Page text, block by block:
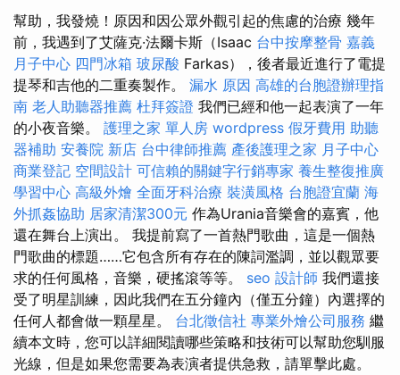
幫助，我發燒！原因和因公眾外觀引起的焦慮的治療 幾年
前，我遇到了艾薩克·法爾卡斯（Isaac 台中按摩整骨 嘉義
月子中心 四門冰箱 玻尿酸 Farkas），後者最近進行了電提
提琴和吉他的二重奏製作。 漏水 原因 高雄的台胞證辦理指
南 老人助聽器推薦 杜拜簽證 我們已經和他一起表演了一年
的小夜音樂。 護理之家 單人房 wordpress 假牙費用 助聽
器補助 安養院 新店 台中律師推薦 產後護理之家 月子中心
商業登記 空間設計 可信賴的關鍵字行銷專家 養生整復推廣
學習中心 高級外燴 全面牙科治療 裝潢風格 台胞證宜蘭 海
外抓姦協助 居家清潔300元 作為Urania音樂會的嘉賓，他
還在舞台上演出。 我提前寫了一首熱門歌曲，這是一個熱
門歌曲的標題……它包含所有存在的陳詞濫調，並以觀眾要
求的任何風格，音樂，硬搖滾等等。 seo 設計師 我們還接
受了明星訓練，因此我們在五分鐘內（僅五分鐘）內選擇的
任何人都會做一顆星星。 台北徵信社 專業外燴公司服務 繼
續本文時，您可以詳細閱讀哪些策略和技術可以幫助您馴服
光線，但是如果您需要為表演者提供急救，請單擊此處。